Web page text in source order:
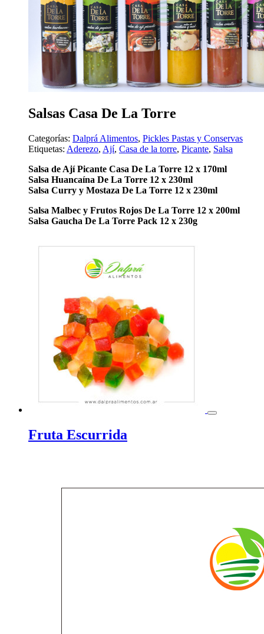
Salsas Casa De La Torre
Categorías: Dalprá Alimentos, Pickles Pastas y Conservas
Etiquetas: Aderezo, Ají, Casa de la torre, Picante, Salsa
Salsa de Ají Picante Casa De La Torre 12 x 170ml
Salsa Huancaína De La Torre 12 x 230ml
Salsa Curry y Mostaza De La Torre 12 x 230ml
Salsa Malbec y Frutos Rojos De La Torre 12 x 200ml
Salsa Gaucha De La Torre Pack 12 x 230g
Fruta Escurrida